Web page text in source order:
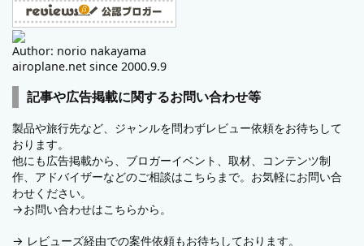
Author: norio nakayama
airoplane.net since 2000.9.9
記事や広告掲載に関するお問い合わせ等
製品や旅行先など、ジャンルを問わずレビュー依頼をお待ちして
おります。
他にも広告掲載から、ブロガーイベント、取材、コンテンツ制
作、アドバイザーなどのご相談はこちらまで。お気軽にお問い合
わせください。
→お問い合わせはこちらから。
→ レビューズ経由での案件依頼もお待ちしております。